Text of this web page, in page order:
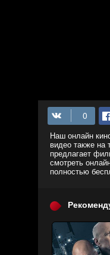
Наш онлайн
видео также на
предлагает
смотреть
полностью